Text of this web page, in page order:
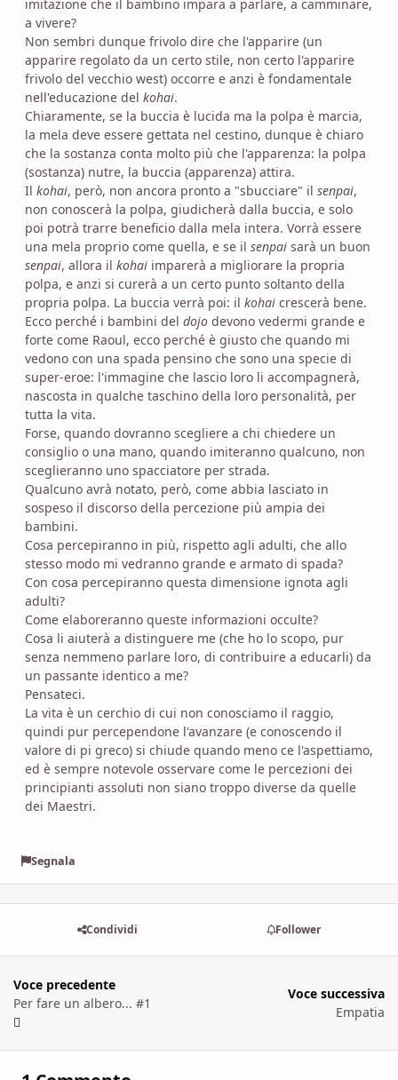
imitazione che il bambino impara a parlare, a camminare,
a vivere?
Non sembri dunque frivolo dire che l'apparire (un
apparire regolato da un certo stile, non certo l'apparire
frivolo del vecchio west) occorre e anzi è fondamentale
nell'educazione del kohai.
Chiaramente, se la buccia è lucida ma la polpa è marcia,
la mela deve essere gettata nel cestino, dunque è chiaro
che la sostanza conta molto più che l'apparenza: la polpa
(sostanza) nutre, la buccia (apparenza) attira.
Il kohai, però, non ancora pronto a "sbucciare" il senpai,
non conoscerà la polpa, giudicherà dalla buccia, e solo
poi potrà trarre beneficio dalla mela intera. Vorrà essere
una mela proprio come quella, e se il senpai sarà un buon
senpai, allora il kohai imparerà a migliorare la propria
polpa, e anzi si curerà a un certo punto soltanto della
propria polpa. La buccia verrà poi: il kohai crescerà bene.
Ecco perché i bambini del dojo devono vedermi grande e
forte come Raoul, ecco perché è giusto che quando mi
vedono con una spada pensino che sono una specie di
super-eroe: l'immagine che lascio loro li accompagnerà,
nascosta in qualche taschino della loro personalità, per
tutta la vita.
Forse, quando dovranno scegliere a chi chiedere un
consiglio o una mano, quando imiteranno qualcuno, non
sceglieranno uno spacciatore per strada.
Qualcuno avrà notato, però, come abbia lasciato in
sospeso il discorso della percezione più ampia dei
bambini.
Cosa percepiranno in più, rispetto agli adulti, che allo
stesso modo mi vedranno grande e armato di spada?
Con cosa percepiranno questa dimensione ignota agli
adulti?
Come elaboreranno queste informazioni occulte?
Cosa li aiuterà a distinguere me (che ho lo scopo, pur
senza nemmeno parlare loro, di contribuire a educarli) da
un passante identico a me?
Pensateci.
La vita è un cerchio di cui non conosciamo il raggio,
quindi pur percependone l'avanzare (e conoscendo il
valore di pi greco) si chiude quando meno ce l'aspettiamo,
ed è sempre notevole osservare come le percezioni dei
principianti assoluti non siano troppo diverse da quelle
dei Maestri.
Segnala
Condividi Follower
Voce precedente
Per fare un albero... #1
Voce successiva
Empatia